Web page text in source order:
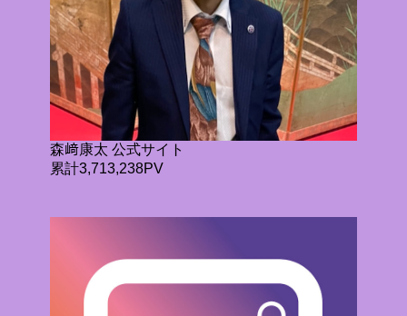
森﨑康太 公式サイト
累計3,713,238PV